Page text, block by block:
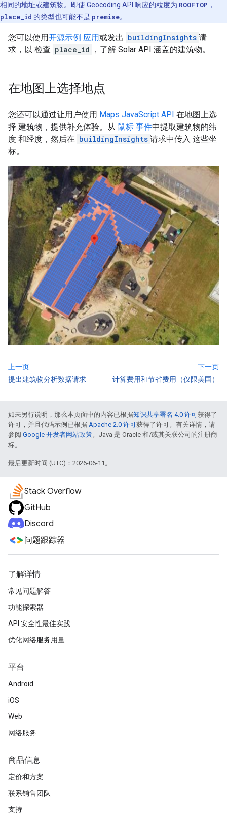
相同的地址或建筑物。即使 Geocoding API 响应的粒度为 ROOFTOP ，
place_id 的类型也可能不是 premise。
您可以使用开源示例 应用或发出 buildingInsights 请
求，以 检查 place_id ，了解 Solar API 涵盖的建筑物。
在地图上选择地点
您还可以通过让用户使用 Maps JavaScript API 在地图上选
择 建筑物，提供补充体验。从 鼠标 事件中提取建筑物的纬
度 和经度，然后在 buildingInsights 请求中传入 这些坐
标。
上一页
提出建筑物分析数据请求
下一页
计算费用和节省费用（仅限美国）
如未另行说明，那么本页面中的内容已根据知识共享署名 4.0 许可获得了
许可，并且代码示例已根据 Apache 2.0 许可获得了许可。有关详情，请
参阅 Google 开发者网站政策。Java 是 Oracle 和/或其关联公司的注册商
标。
最后更新时间 (UTC)：2026-06-11。
Stack Overflow
GitHub
Discord
问题跟踪器
了解详情
常见问题解答
功能探索器
API 安全性最佳实践
优化网络服务用量
平台
Android
iOS
Web
网络服务
商品信息
定价和方案
联系销售团队
支持